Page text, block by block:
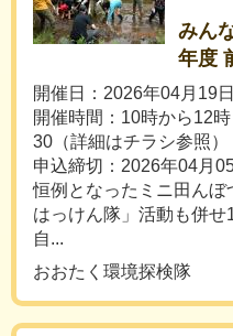
みん
年度
開催日：2026年04月19
開催時間：10時から12
30（詳細はチラシ参照）
申込締切：2026年04月05
恒例となったミニ田ん
はっけん隊」活動も併
自...
おおたく環境探検隊